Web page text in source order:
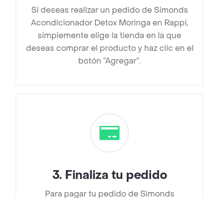
Si deseas realizar un pedido de Simonds
Acondicionador Detox Moringa en Rappi,
simplemente elige la tienda en la que
deseas comprar el producto y haz clic en el
botón “Agregar”.
3. Finaliza tu pedido
Para pagar tu pedido de Simonds